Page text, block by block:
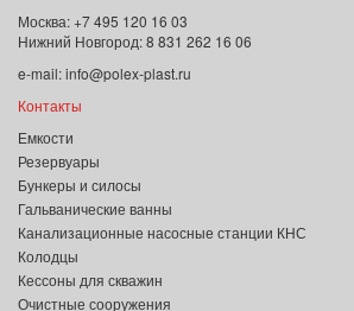
Москва: +7 495 120 16 03
Нижний Новгород: 8 831 262 16 06
e-mail:info@polex-plast.ru
Контакты
Емкости
Резервуары
Бункеры и силосы
Гальванические ванны
Канализационные насосные станции КНС
Колодцы
Кессоны для скважин
Очистные сооружения